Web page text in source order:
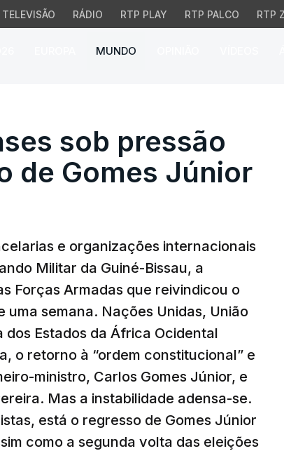
TELEVISÃO RÁDIO RTP PLAY RTP PALCO RTP
MUNDO
sob pressão
sob pressão
de Gomes Júnior
e organizações internacionais
Militar da Guiné-Bissau, a
Forças Armadas que reivindicou o
uma semana. Nações Unidas, União
Estados da África Ocidental
o retorno à “ordem constitucional” e
ministro, Carlos Gomes Júnior, e
Mas a instabilidade adensa-se.
está o regresso de Gomes Júnior
como a segunda volta das eleições